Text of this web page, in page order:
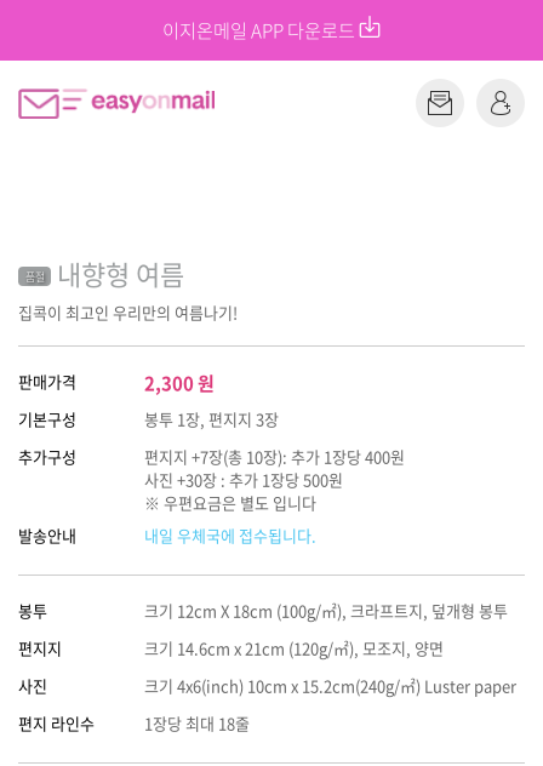
품절 내향형 여름
집콕이 최고인 우리만의 여름나기!
판매가격 2,300원
기본구성
봉투 1장, 편지지 3장
추가구성
편지지 +7장(총 10장): 추가 1장당 400원
사진 +30장 : 추가 1장당 500원
※ 우편요금은 별도 입니다
발송안내
내일 우체국에 접수됩니다.
봉투
크기 12cm X 18cm (100g/㎡), 크라프트지, 덮개형 봉투
편지지
크기 14.6cm x 21cm (120g/㎡), 모조지, 양면
사진
크기 4x6(inch) 10cm x 15.2cm(240g/㎡) Luster paper
편지 라인수
1장당 최대 18줄
이지온메일 APP 다운로드